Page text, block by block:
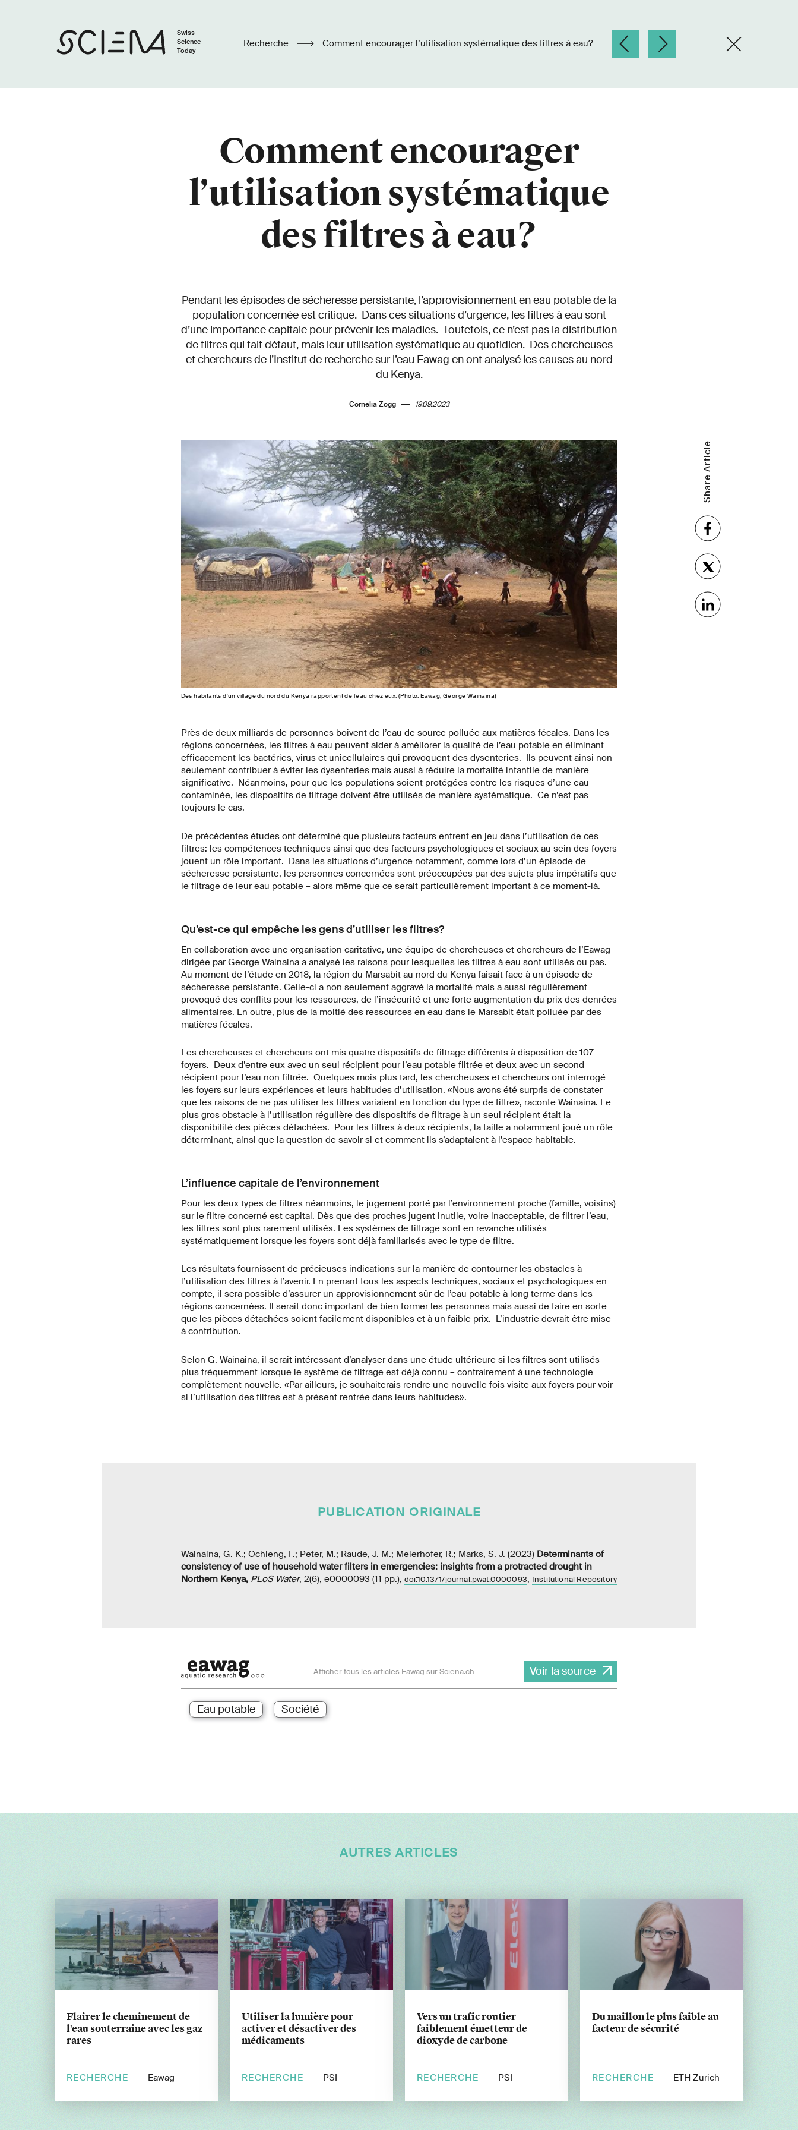
Swiss
Science
Today
Recherche Comment encourager l’utilisation systématique des filtres à eau?
Comment encourager
l’utilisation systématique
des filtres à eau?
Pendant les épisodes de sécheresse persistante, l’approvisionnement en eau potable de la
population concernée est critique. Dans ces situations d’urgence, les filtres à eau sont
d’une importance capitale pour prévenir les maladies. Toutefois, ce n’est pas la distribution
de filtres qui fait défaut, mais leur utilisation systématique au quotidien. Des chercheuses
et chercheurs de l’Institut de recherche sur l’eau Eawag en ont analysé les causes au nord
du Kenya.
Cornelia Zogg 19.09.2023
Des habitants d'un village du nord du Kenya rapportent de l’eau chez eux. (Photo: Eawag, George Wainaina)
Share Article
Près de deux milliards de personnes boivent de l’eau de source polluée aux matières fécales. Dans les
régions concernées, les filtres à eau peuvent aider à améliorer la qualité de l’eau potable en éliminant
efficacement les bactéries, virus et unicellulaires qui provoquent des dysenteries. Ils peuvent ainsi non
seulement contribuer à éviter les dysenteries mais aussi à réduire la mortalité infantile de manière
significative. Néanmoins, pour que les populations soient protégées contre les risques d’une eau
contaminée, les dispositifs de filtrage doivent être utilisés de manière systématique. Ce n’est pas
toujours le cas.
De précédentes études ont déterminé que plusieurs facteurs entrent en jeu dans l’utilisation de ces
filtres: les compétences techniques ainsi que des facteurs psychologiques et sociaux au sein des foyers
jouent un rôle important. Dans les situations d’urgence notamment, comme lors d’un épisode de
sécheresse persistante, les personnes concernées sont préoccupées par des sujets plus impératifs que
le filtrage de leur eau potable – alors même que ce serait particulièrement important à ce moment-là.
Qu’est-ce qui empêche les gens d’utiliser les filtres?
En collaboration avec une organisation caritative, une équipe de chercheuses et chercheurs de l’Eawag
dirigée par George Wainaina a analysé les raisons pour lesquelles les filtres à eau sont utilisés ou pas.
Au moment de l’étude en 2018, la région du Marsabit au nord du Kenya faisait face à un épisode de
sécheresse persistante. Celle-ci a non seulement aggravé la mortalité mais a aussi régulièrement
provoqué des conflits pour les ressources, de l’insécurité et une forte augmentation du prix des denrées
alimentaires. En outre, plus de la moitié des ressources en eau dans le Marsabit était polluée par des
matières fécales.
Les chercheuses et chercheurs ont mis quatre dispositifs de filtrage différents à disposition de 107
foyers. Deux d’entre eux avec un seul récipient pour l’eau potable filtrée et deux avec un second
récipient pour l’eau non filtrée. Quelques mois plus tard, les chercheuses et chercheurs ont interrogé
les foyers sur leurs expériences et leurs habitudes d’utilisation. «Nous avons été surpris de constater
que les raisons de ne pas utiliser les filtres variaient en fonction du type de filtre», raconte Wainaina. Le
plus gros obstacle à l’utilisation régulière des dispositifs de filtrage à un seul récipient était la
disponibilité des pièces détachées. Pour les filtres à deux récipients, la taille a notamment joué un rôle
déterminant, ainsi que la question de savoir si et comment ils s’adaptaient à l’espace habitable.
L’influence capitale de l’environnement
Pour les deux types de filtres néanmoins, le jugement porté par l’environnement proche (famille, voisins)
sur le filtre concerné est capital. Dès que des proches jugent inutile, voire inacceptable, de filtrer l’eau,
les filtres sont plus rarement utilisés. Les systèmes de filtrage sont en revanche utilisés
systématiquement lorsque les foyers sont déjà familiarisés avec le type de filtre.
Les résultats fournissent de précieuses indications sur la manière de contourner les obstacles à
l’utilisation des filtres à l’avenir. En prenant tous les aspects techniques, sociaux et psychologiques en
compte, il sera possible d’assurer un approvisionnement sûr de l’eau potable à long terme dans les
régions concernées. Il serait donc important de bien former les personnes mais aussi de faire en sorte
que les pièces détachées soient facilement disponibles et à un faible prix. L’industrie devrait être mise
à contribution.
Selon G. Wainaina, il serait intéressant d’analyser dans une étude ultérieure si les filtres sont utilisés
plus fréquemment lorsque le système de filtrage est déjà connu – contrairement à une technologie
complètement nouvelle. «Par ailleurs, je souhaiterais rendre une nouvelle fois visite aux foyers pour voir
si l’utilisation des filtres est à présent rentrée dans leurs habitudes».
PUBLICATION ORIGINALE
Wainaina, G. K.; Ochieng, F.; Peter, M.; Raude, J. M.; Meierhofer, R.; Marks, S. J. (2023) Determinants of
consistency of use of household water filters in emergencies: insights from a protracted drought in
Northern Kenya, PLoS Water, 2(6), e0000093 (11 pp.), doi:10.1371/journal.pwat.0000093, Institutional Repository
Afficher tous les articles Eawag sur Sciena.ch Voir la source
Eau potable Société
AUTRES ARTICLES
Flairer le cheminement de
l'eau souterraine avec les gaz
rares
RECHERCHE Eawag
Utiliser la lumière pour
activer et désactiver des
médicaments
RECHERCHE PSI
Vers un trafic routier
faiblement émetteur de
dioxyde de carbone
RECHERCHE PSI
Du maillon le plus faible au
facteur de sécurité
RECHERCHE ETH Zurich